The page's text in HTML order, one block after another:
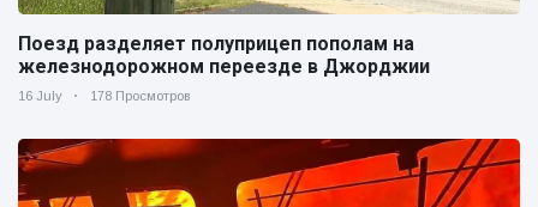
Поезд разделяет полуприцеп пополам на
железнодорожном переезде в Джорджии
16 July 178 Просмотров